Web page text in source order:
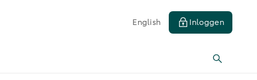
English Inloggen